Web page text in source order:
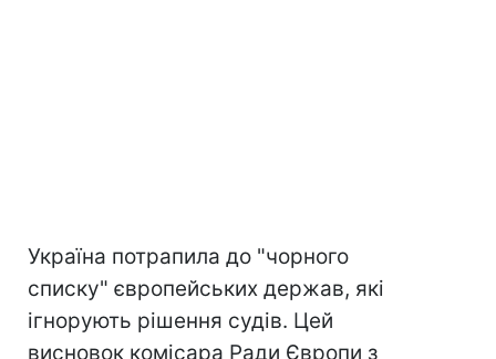
Україна потрапила до "чорного
списку" європейських держав, які
ігнорують рішення судів. Цей
висновок комісара Ради Європи з